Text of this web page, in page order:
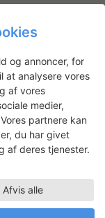
og annoncer, for
at analysere vores
af vores
medier,
partnere kan
du har givet
af deres tjenester.
Afvis alle